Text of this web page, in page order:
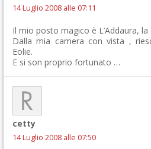
14 Luglio 2008 alle 07:11
Il mio posto magico è L’Addaura, la
Dalla mia camera con vista ,
Eolie.
E si son proprio fortunato …
cetty
14 Luglio 2008 alle 07:50